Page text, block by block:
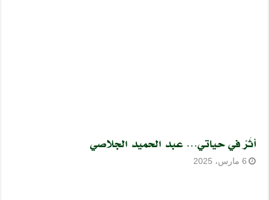
أثَرٌ في حياتي… عبد الحميد الجلاصي
6 مارس، 2025